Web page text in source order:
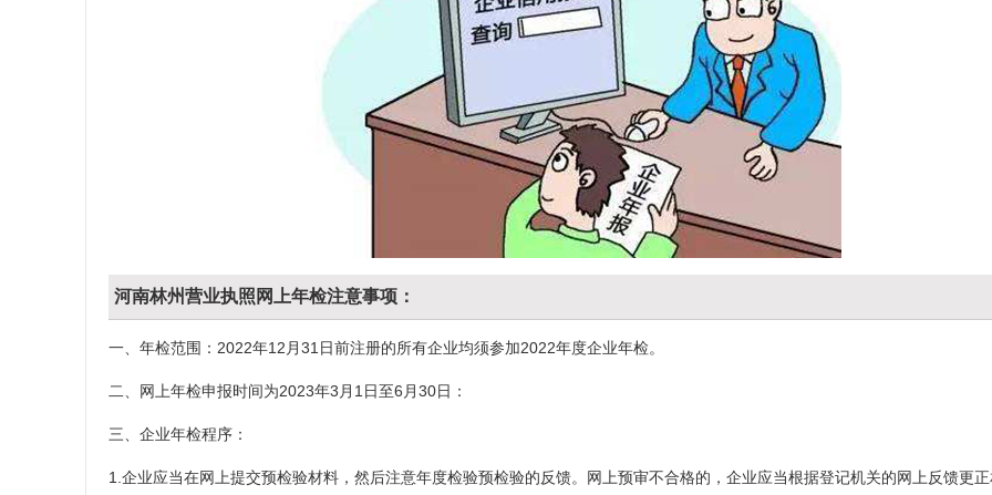
河南林州营业执照网上年检注意事项：
一、年检范围：2022年12月31日前注册的所有企业均须参加2022年度企业年检。
二、网上年检申报时间为2023年3月1日至6月30日：
三、企业年检程序：
1.企业应当在网上提交预检验材料，然后注意年度检验预检验的反馈。网上预审不合格的，企业应当根据登记机关的网上反馈更